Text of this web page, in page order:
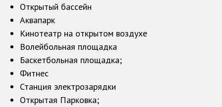
Открытый бассейн
Аквапарк
Кинотеатр на открытом воздухе
Волейбольная площадка
Баскетбольная площадка;
Фитнес
Станция электрозарядки
Открытая Парковка;